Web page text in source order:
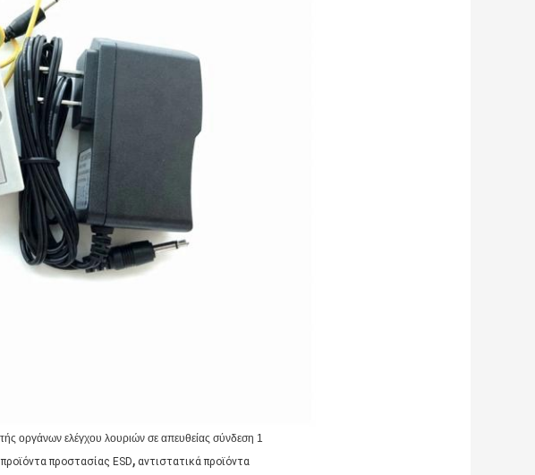
προϊόντα προστασίας ESD, αντιστατικά προϊόντα